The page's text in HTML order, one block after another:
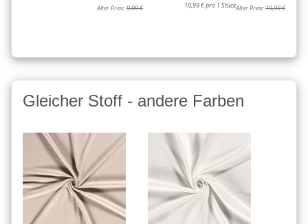
Alter Preis:9,99 € 10,99 € pro 1 StückAlter Preis:19,99 €
Gleicher Stoff - andere Farben